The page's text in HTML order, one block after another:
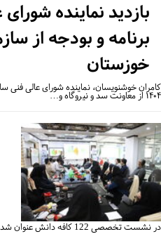
بازدید نماینده
برنامه و بودجه از
خوزستان
و نیروگاه و…
تخصصی 122 کافه دانش عنوان شد: